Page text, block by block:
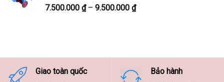
9.500.000 ₫
7.500.000 ₫ – 9.500.000 ₫Khoảng
9.500.000 ₫
Giao toàn quốc Bảo hành